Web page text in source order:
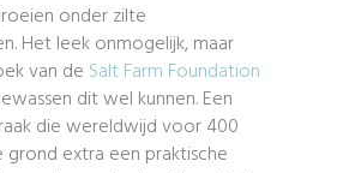
onder zilte
Het leek onmogelijk, maar
van de Salt Farm Foundation
dit wel kunnen. Een
die wereldwijd voor 400
extra een praktische